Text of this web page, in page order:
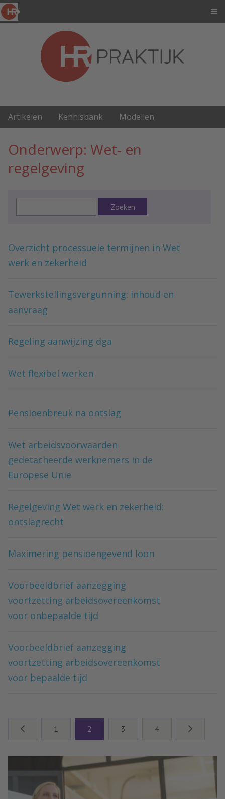
Artikelen Kennisbank Modellen
Onderwerp: Wet- en
regelgeving
Zoeken
Overzicht processuele termijnen in Wet
werk en zekerheid
Tewerkstellingsvergunning: inhoud en
aanvraag
Regeling aanwijzing dga
Wet flexibel werken
Pensioenbreuk na ontslag
Wet arbeidsvoorwaarden
gedetacheerde werknemers in de
Europese Unie
Regelgeving Wet werk en zekerheid:
ontslagrecht
Maximering pensioengevend loon
Voorbeeldbrief aanzegging
voortzetting arbeidsovereenkomst
voor onbepaalde tijd
Voorbeeldbrief aanzegging
voortzetting arbeidsovereenkomst
voor bepaalde tijd
1 2 3 4